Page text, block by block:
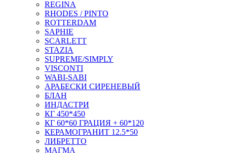
REGINA
RHODES / PINTO
ROTTERDAM
SAPHIE
SCARLETT
STAZIA
SUPREME/SIMPLY
VISCONTI
WABI-SABI
АРАБЕСКИ СИРЕНЕВЫЙ
БЛАН
ИНДАСТРИ
КГ 450*450
КГ 60*60 ГРАЦИЯ + 60*120
КЕРАМОГРАНИТ 12.5*50
ЛИБРЕТТО
МАГМА